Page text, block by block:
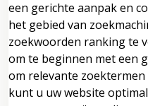
een gerichte aanpak en
het gebied van
zoekwoorden ranking te
om te beginnen met een
om relevante
kunt u uw website